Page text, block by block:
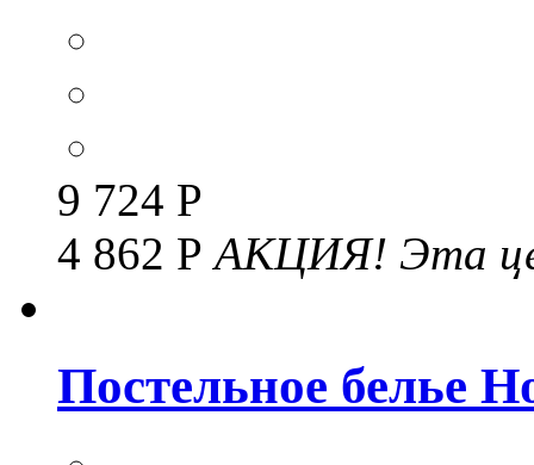
9 724 Р
4 862 Р АКЦИЯ! Эта
Постельное белье